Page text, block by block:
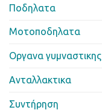
Ποδηλατα
Μοτοποδηλατα
Οργανα γυμναστικης
Ανταλλακτικα
Συντήρηση